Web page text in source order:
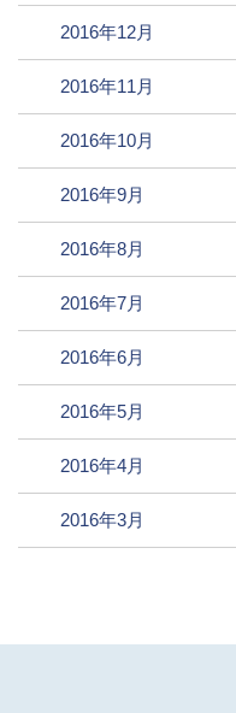
2016年12月
2016年11月
2016年10月
2016年9月
2016年8月
2016年7月
2016年6月
2016年5月
2016年4月
2016年3月